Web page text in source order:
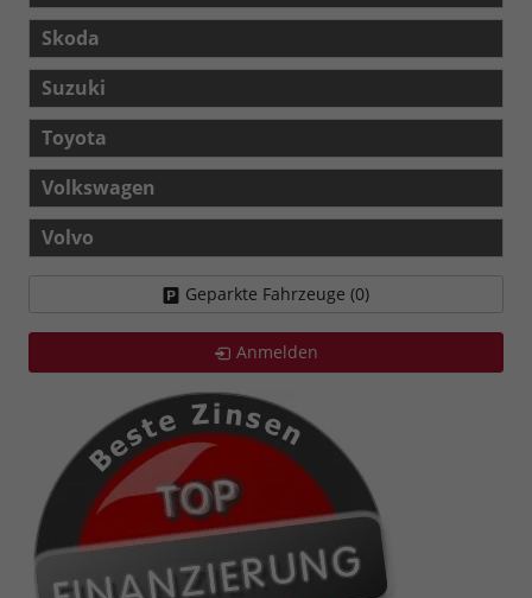
Skoda
Suzuki
Toyota
Volkswagen
Volvo
Geparkte Fahrzeuge (0)
Anmelden